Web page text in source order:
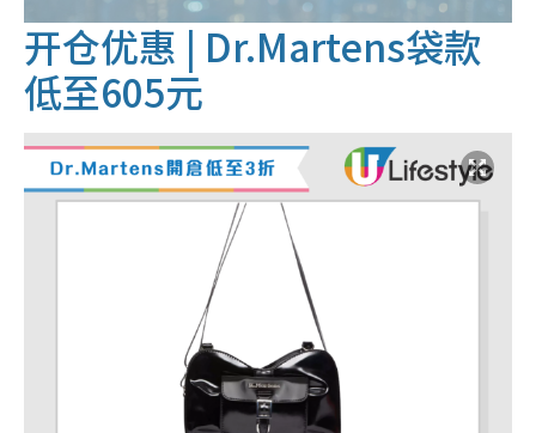
开仓优惠 | Dr.Martens袋款
低至605元